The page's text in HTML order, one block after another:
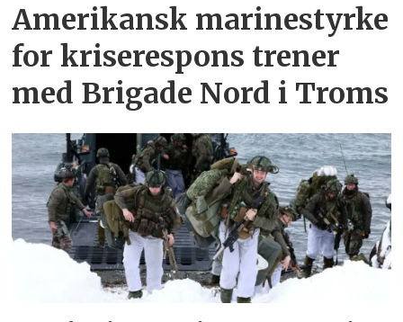
Amerikansk marinestyrke
for kriserespons trener
med Brigade Nord i Troms